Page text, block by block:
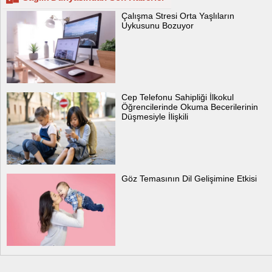
Çalışma Stresi Orta Yaşlıların
Uykusunu Bozuyor
Cep Telefonu Sahipliği İlkokul
Öğrencilerinde Okuma Becerilerinin
Düşmesiyle İlişkili
Göz Temasının Dil Gelişimine Etkisi